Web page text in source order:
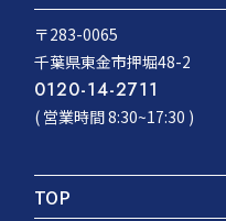
〒283-0065
千葉県東金市押堀48-2
0120-14-2711
( 営業時間 8:30~17:30 )
TOP